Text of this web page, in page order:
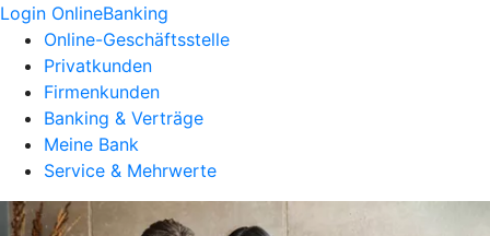
Login OnlineBanking
Online-Geschäftsstelle
Privatkunden
Firmenkunden
Banking & Verträge
Meine Bank
Service & Mehrwerte